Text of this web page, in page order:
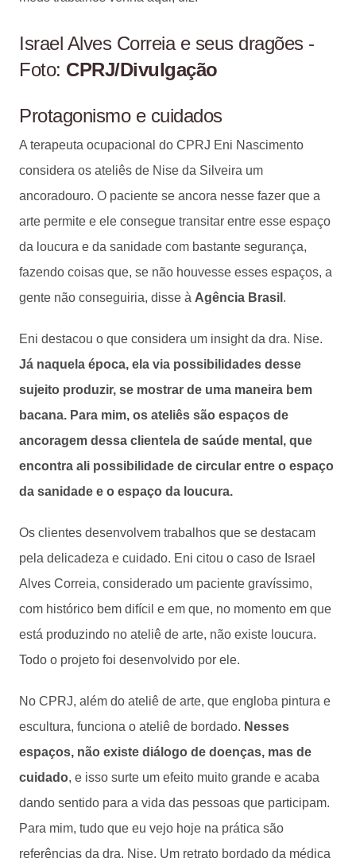
Israel Alves Correia e seus dragões -
Foto: CPRJ/Divulgação
Protagonismo e cuidados
A terapeuta ocupacional do CPRJ Eni Nascimento
considera os ateliês de Nise da Silveira um
ancoradouro. O paciente se ancora nesse fazer que a
arte permite e ele consegue transitar entre esse espaço
da loucura e da sanidade com bastante segurança,
fazendo coisas que, se não houvesse esses espaços, a
gente não conseguiria, disse à Agência Brasil .
Eni destacou o que considera um insight da dra. Nise.
Já naquela época, ela via possibilidades desse
sujeito produzir, se mostrar de uma maneira bem
bacana. Para mim, os ateliês são espaços de
ancoragem dessa clientela de saúde mental, que
encontra ali possibilidade de circular entre o espaço
da sanidade e o espaço da loucura.
Os clientes desenvolvem trabalhos que se destacam
pela delicadeza e cuidado. Eni citou o caso de Israel
Alves Correia, considerado um paciente gravíssimo,
com histórico bem difícil e em que, no momento em que
está produzindo no ateliê de arte, não existe loucura.
Todo o projeto foi desenvolvido por ele.
No CPRJ, além do ateliê de arte, que engloba pintura e
escultura, funciona o ateliê de bordado. Nesses
espaços, não existe diálogo de doenças, mas de
cuidado, e isso surte um efeito muito grande e acaba
dando sentido para a vida das pessoas que participam.
Para mim, tudo que eu vejo hoje na prática são
referências da dra. Nise. Um retrato bordado da médica